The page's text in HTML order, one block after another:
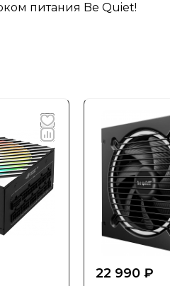
питания Be Quiet!
22 990 ₽